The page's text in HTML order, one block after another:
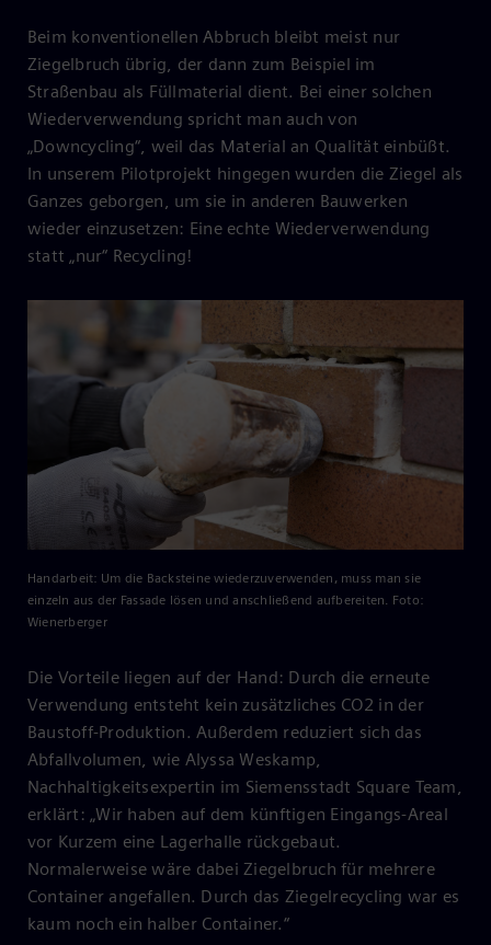
Beim konventionellen Abbruch bleibt meist nur
Ziegelbruch übrig, der dann zum Beispiel im
Straßenbau als Füllmaterial dient. Bei einer solchen
Wiederverwendung spricht man auch von
„Downcycling“, weil das Material an Qualität einbüßt.
In unserem Pilotprojekt hingegen wurden die Ziegel als
Ganzes geborgen, um sie in anderen Bauwerken
wieder einzusetzen: Eine echte Wiederverwendung
statt „nur“ Recycling!
Handarbeit: Um die Backsteine wiederzuverwenden, muss man sie
einzeln aus der Fassade lösen und anschließend aufbereiten. Foto:
Wienerberger
Die Vorteile liegen auf der Hand: Durch die erneute
Verwendung entsteht kein zusätzliches CO2 in der
Baustoff-Produktion. Außerdem reduziert sich das
Abfallvolumen, wie Alyssa Weskamp,
Nachhaltigkeitsexpertin im Siemensstadt Square Team,
erklärt: „Wir haben auf dem künftigen Eingangs-Areal
vor Kurzem eine Lagerhalle rückgebaut.
Normalerweise wäre dabei Ziegelbruch für mehrere
Container angefallen. Durch das Ziegelrecycling war es
kaum noch ein halber Container.“